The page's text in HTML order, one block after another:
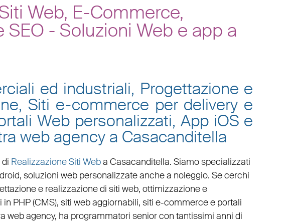
Web, E-Commerce,
- Soluzioni Web e app a
ed industriali, Progettazione e
Siti e-commerce per delivery e
Web personalizzati, App iOS e
web agency a Casacanditella
Realizzazione Siti Weba Casacanditella. Siamo specializzati
, soluzioni web personalizzateanche a noleggio. Se cerchi
e realizzazione di siti web, ottimizzazionee
in PHP(CMS), siti web aggiornabili, siti e-commercee portali
web agency, ha programmatori senior con tantissimi anni di